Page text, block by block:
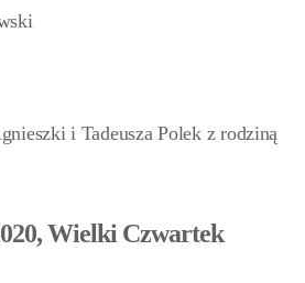
i Tadeusza Polek z rodziną
Wielki Czwartek